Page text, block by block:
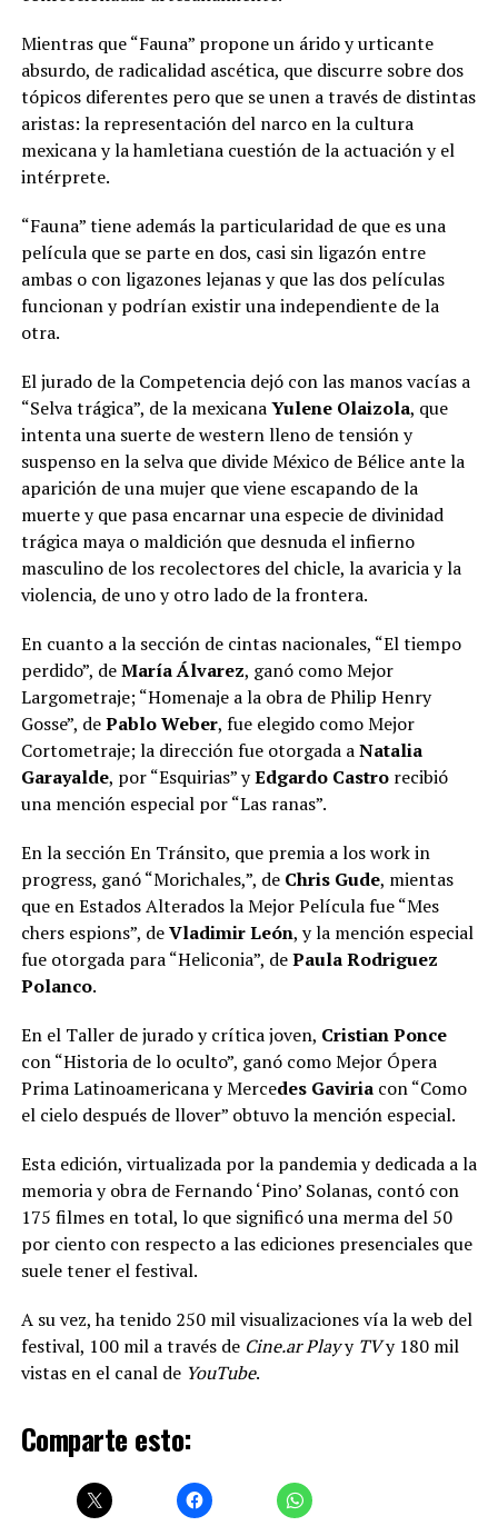
Mientras que “Fauna” propone un árido y urticante
absurdo, de radicalidad ascética, que discurre sobre dos
tópicos diferentes pero que se unen a través de distintas
aristas: la representación del narco en la cultura
mexicana y la hamletiana cuestión de la actuación y el
intérprete.
“Fauna” tiene además la particularidad de que es una
película que se parte en dos, casi sin ligazón entre
ambas o con ligazones lejanas y que las dos películas
funcionan y podrían existir una independiente de la
otra.
El jurado de la Competencia dejó con las manos vacías a
“Selva trágica”, de la mexicanaYulene Olaizola, que
intenta una suerte de western lleno de tensión y
suspenso en la selva que divide México de Bélice ante la
aparición de una mujer que viene escapando de la
muerte y que pasa encarnar una especie de divinidad
trágica maya o maldición que desnuda el infierno
masculino de los recolectores del chicle, la avaricia y la
violencia, de uno y otro lado de la frontera.
En cuanto a la sección de cintas nacionales, “El tiempo
perdido”, deMaría Álvarez, ganó como Mejor
Largometraje; “Homenaje a la obra de Philip Henry
Gosse”, dePablo Weber, fue elegido como Mejor
Cortometraje; la dirección fue otorgada aNatalia
Garayalde, por “Esquirias” yEdgardo Castro recibió
una mención especial por “Las ranas”.
En la sección En Tránsito, que premia a los work in
progress, ganó “Morichales,”, de Chris Gude, mientas
que en Estados Alterados la Mejor Película fue “Mes
chers espions”, deVladimir León, y la mención especial
fue otorgada para “Heliconia”, dePaula Rodriguez
Polanco.
En el Taller de jurado y crítica joven, Cristian Ponce
con “Historia de lo oculto”, ganó como Mejor Ópera
Prima Latinoamericana y Mercedes Gaviria con “Como
el cielo después de llover” obtuvo la mención especial.
Esta edición, virtualizada por la pandemia y dedicada a la
memoria y obra de Fernando ‘Pino’ Solanas, contó con
175 filmes en total, lo que significó una merma del 50
por ciento con respecto a las ediciones presenciales que
suele tener el festival.
A su vez, ha tenido 250 mil visualizaciones vía la web del
festival, 100 mil a través de Cine.ar Playy TVy 180 mil
vistas en el canal de YouTube.
Comparte esto: